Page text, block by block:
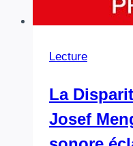
Lecture
La
Josef